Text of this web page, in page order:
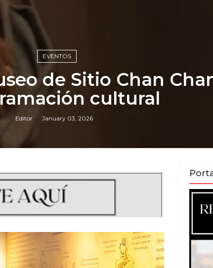
EVENTOS
de Sitio Chan
cultural
Editor January 03, 2026